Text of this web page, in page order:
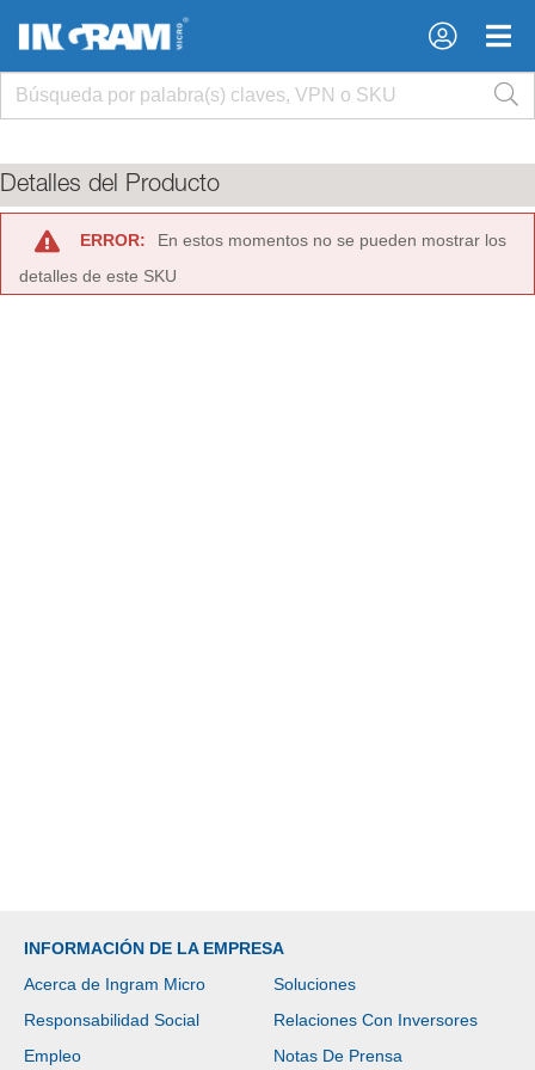
×
×
Detalles del Producto
ERROR:
En estos momentos no se pueden mostrar los
detalles de este SKU
INFORMACIÓN DE LA EMPRESA
Acerca de Ingram Micro
Soluciones
Responsabilidad Social
Relaciones Con Inversores
Empleo
Notas De Prensa